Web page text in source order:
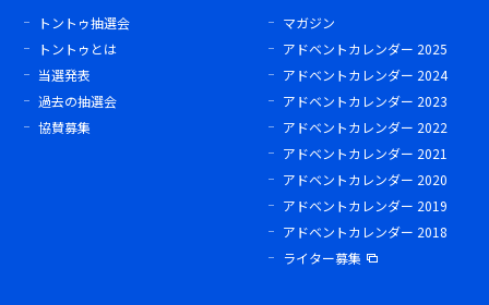
トントゥ抽選会
トントゥとは
当選発表
過去の抽選会
協賛募集
マガジン
アドベントカレンダー 2025
アドベントカレンダー 2024
アドベントカレンダー 2023
アドベントカレンダー 2022
アドベントカレンダー 2021
アドベントカレンダー 2020
アドベントカレンダー 2019
アドベントカレンダー 2018
ライター募集